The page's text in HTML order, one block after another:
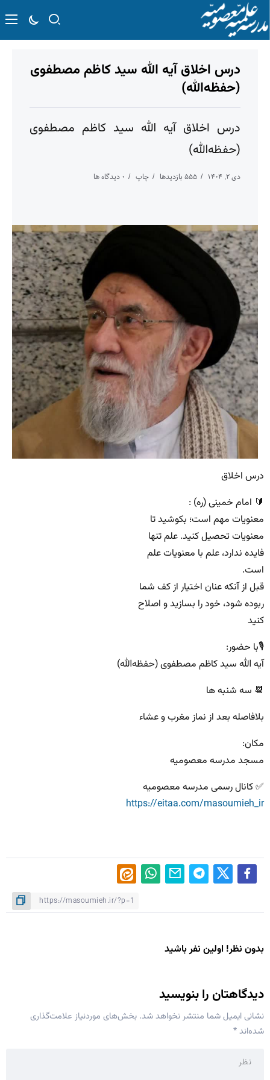
درس اخلاق آیه الله سید کاظم مصطفوی
(حفظه‌الله)
درس اخلاق آیه الله سید کاظم مصطفوی
(حفظه‌الله)
دی ۲, ۱۴۰۴ ۵۵۵ بازدیدها چاپ ۰ دیدگاه ها
‌درس اخلاق
🔰 امام خمینی (ره) :
معنویات مهم است؛ بکوشید تا
معنویات تحصیل کنید. علم تنها
فایده ندارد، علم با معنویات علم
است.
قبل از آنکه عنان اختیار از کف شما
ربوده شود، خود را بسازید و اصلاح
کنید
🎙با حضور:
آیه الله سید کاظم مصطفوی (حفظه‌الله)
📆 سه شنبه ها
بلافاصله بعد از نماز مغرب و عشاء
مکان:
مسجد مدرسه معصومیه
✅ کانال رسمی مدرسه معصومیه
https://eitaa.com/masoumieh_ir
بدون نظر! اولین نفر باشید
دیدگاهتان را بنویسید
نشانی ایمیل شما منتشر نخواهد شد. بخش‌های موردنیاز علامت‌گذاری
شده‌اند*